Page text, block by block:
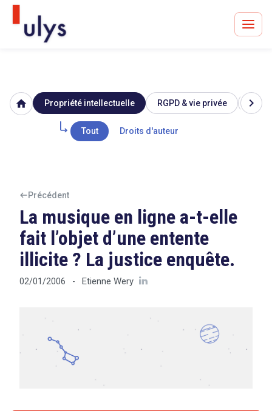
Avocats à Paris & Bruxelles
Leader en droit de l'innovation depuis 30 ans
Tout sur le RGPD
Tout sur le droit de l'innovation
home Propriété intellectuelle RGPD & vie privée
Tout Droits d'auteur
chevron_right
Précédent
La musique en ligne a-t-elle
fait l’objet d’une entente
illicite ? La justice enquête.
02/01/2006 - Etienne Wery